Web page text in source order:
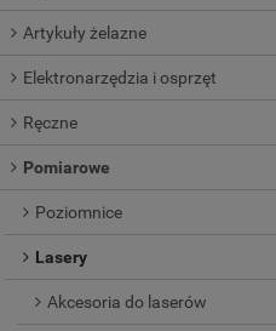
Artykuły żelazne
Elektronarzędzia i osprzęt
Ręczne
Pomiarowe
Poziomnice
Lasery
Akcesoria do laserów